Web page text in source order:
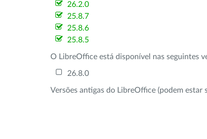
26.2.0
25.8.7
25.8.6
25.8.5
O LibreOffice está disponível nas seguintes
26.8.0
Versões antigas do LibreOffice (podem estar